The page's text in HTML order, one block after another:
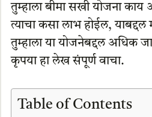
तुम्हाला बीमा सखी योजना
त्याचा कसा लाभ होईल,
तुम्हाला या योजनेबद्दल अधिक
कृपया हा लेख संपूर्ण वाचा.
Table of Contents